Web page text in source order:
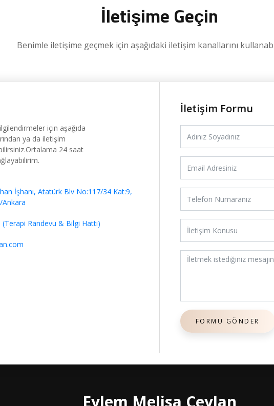
İletişime Geçin
Benimle iletişime geçmek için aşağıdaki iletişim kanallarını
için aşağıda
ya da iletişim
24 saat
İşhanı, Atatürk Blv No:117/34 Kat:9,
Ankara
Randevu & Bilgi Hattı)
İletişim Formu
Eylem Melisa Ceylan